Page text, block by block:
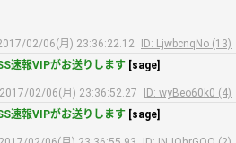
02/06(月) 23:36:22.12
ID: LjwbcnqNo (13)
速報VIPがお送りします [sage]
2017/02/06(月) 23:36:52.27
ID: wyBeo60k0 (4)
速報VIPがお送りします [sage]